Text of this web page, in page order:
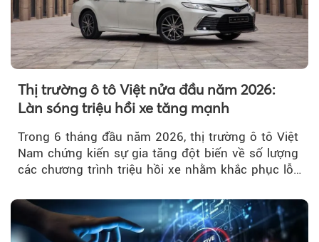
Thị trường ô tô Việt nửa đầu năm 2026:
Làn sóng triệu hồi xe tăng mạnh
Trong 6 tháng đầu năm 2026, thị trường ô tô Việt
Nam chứng kiến sự gia tăng đột biến về số lượng
các chương trình triệu hồi xe nhằm khắc phục lỗi